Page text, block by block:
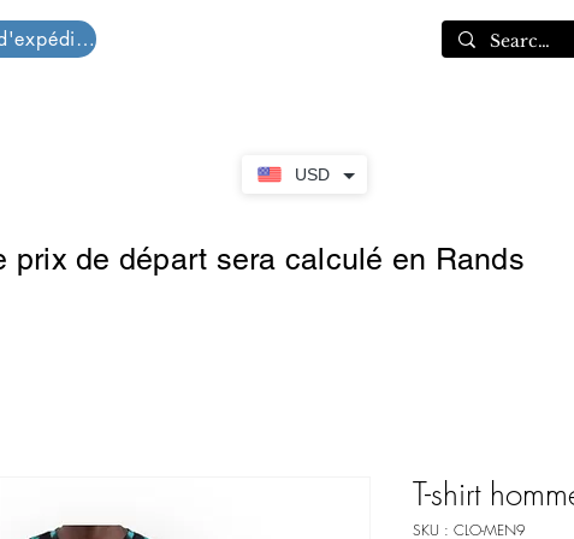
USD
Devis d'expédition
prix de départ sera calculé en Rands
T-shirt
SKU : CLO-MEN9